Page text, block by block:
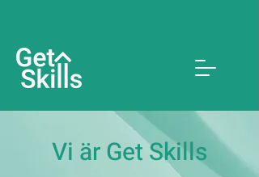
Vi är Get Skills